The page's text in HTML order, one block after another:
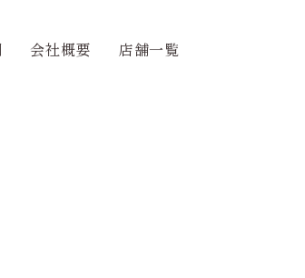
会社概要 店舗一覧